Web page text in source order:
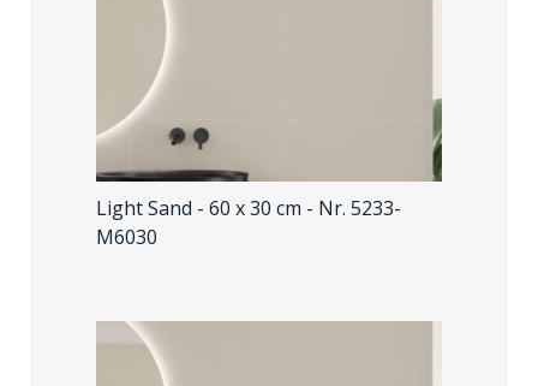
Light Sand - 60 x 30 cm - Nr. 5233-
M6030